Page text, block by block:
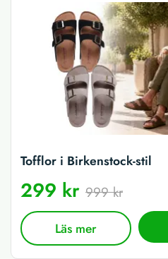
Tofflor i Birkenstock-stil
299 kr 999 kr
Läs mer